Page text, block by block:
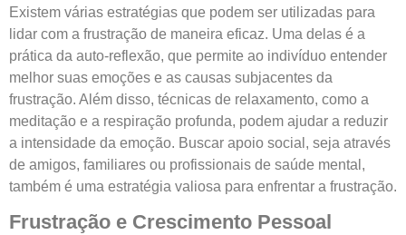
Existem várias estratégias que podem ser utilizadas para
lidar com a frustração de maneira eficaz. Uma delas é a
prática da auto-reflexão, que permite ao indivíduo entender
melhor suas emoções e as causas subjacentes da
frustração. Além disso, técnicas de relaxamento, como a
meditação e a respiração profunda, podem ajudar a reduzir
a intensidade da emoção. Buscar apoio social, seja através
de amigos, familiares ou profissionais de saúde mental,
também é uma estratégia valiosa para enfrentar a frustração.
Frustração e Crescimento Pessoal